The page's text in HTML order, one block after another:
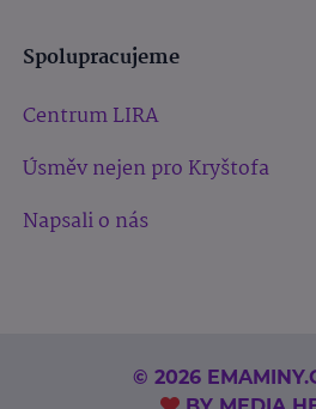
Spolupracujeme
Centrum LIRA
Úsměv nejen pro Kryštofa
Napsali o nás
© 2026